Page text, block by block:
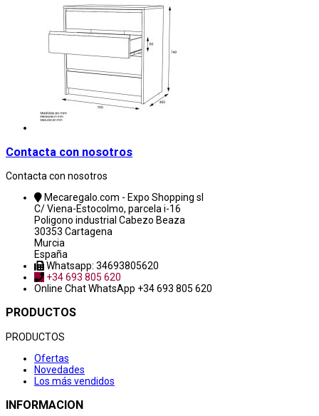
Contacta con nosotros
Contacta con nosotros
Mecaregalo.com - Expo Shopping sl
C/ Viena-Estocolmo, parcela i-16
Poligono industrial Cabezo Beaza
30353 Cartagena
Murcia
España
Whatsapp: 34693805620
+34 693 805 620
Online ChatWhatsApp +34 693 805 620
PRODUCTOS
PRODUCTOS
Ofertas
Novedades
Los más vendidos
INFORMACION